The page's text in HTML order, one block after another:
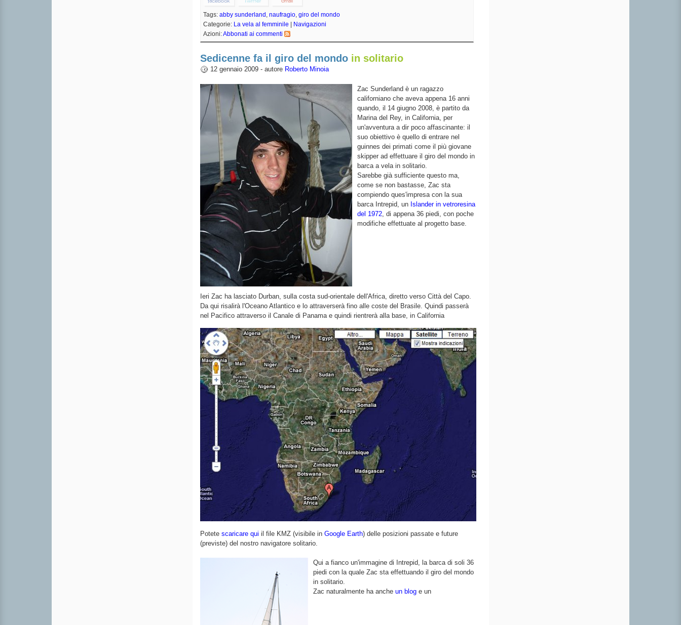
Tags: abby sunderland naufragio, giro del mondo
Categorie: La vela al femminile | Navigazioni
Azioni:Abbonati ai commenti
Sedicenne fa il giro del mondo in solitario
12 gennaio 2009 - autore Roberto Minoia
Zac Sunderland è un ragazzo
californiano che aveva appena 16 anni
quando, il 14 giugno 2008, è partito da
Marina del Rey, in California, per
un'avventura a dir poco affascinante: il
suo obiettivo è quello di entrare nel
guinnes dei primati come il più giovane
skipper ad effettuare il giro del mondo in
barca a vela in solitario.
Sarebbe già sufficiente questo ma,
come se non bastasse, Zac sta
compiendo ques'impresa con la sua
barca Intrepid, un Islander in vetroresina
del 1972, di appena 36 piedi, con poche
modifiche effettuate al progetto base.
Ieri Zac ha lasciato Durban, sulla costa sud-orientale dell'Africa, diretto verso Città del Capo.
Da qui risalirà l'Oceano Atlantico e lo attraverserà fino alle coste del Brasile. Quindi passerà
nel Pacifico attraverso il Canale di Panama e quindi rientrerà alla base, in California
Potete scaricare qui il file KMZ (visibile in Google Earth) delle posizioni passate e future
(previste) del nostro navigatore solitario.
Qui a fianco un'immagine di Intrepid, la barca di soli 36
piedi con la quale Zac sta effettuando il giro del mondo
in solitario.
Zac naturalmente ha anche un bloge un